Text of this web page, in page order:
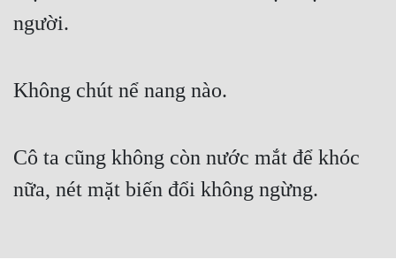
Cổ Đại
Dã Sử
Dị Giới
Gia Đấu
người.
Không chút nể nang nào.
Cô ta cũng không còn nước mắt để khóc
nữa, nét mặt biến đổi không ngừng.